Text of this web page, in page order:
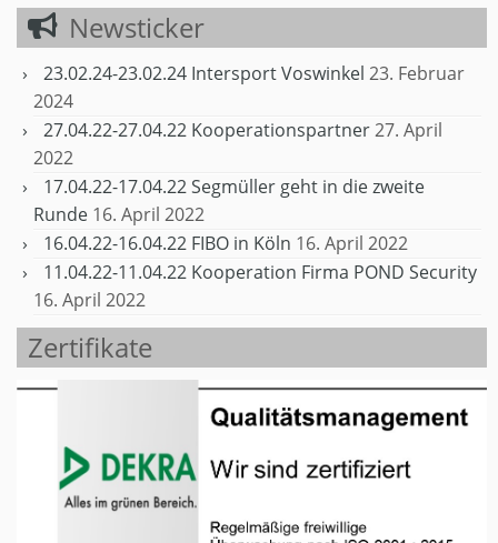
Newsticker
23.02.24-23.02.24 Intersport Voswinkel 23. Februar
2024
27.04.22-27.04.22 Kooperationspartner27. April
2022
17.04.22-17.04.22 Segmüller geht in die zweite
Runde 16. April 2022
16.04.22-16.04.22 FIBO in Köln 16. April 2022
11.04.22-11.04.22 Kooperation Firma POND Security
16. April 2022
Zertifikate